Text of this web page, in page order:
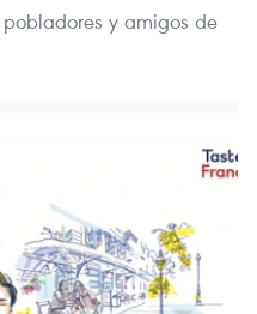
y amigos de